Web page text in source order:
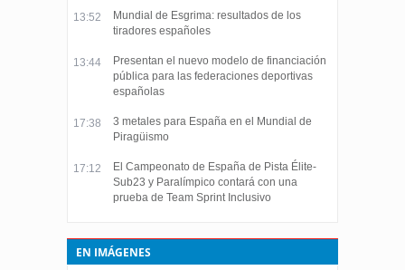
13:52
Mundial de Esgrima: resultados de los
tiradores españoles
13:44
Presentan el nuevo modelo de financiación
pública para las federaciones deportivas
españolas
17:38
3 metales para España en el Mundial de
Piragüismo
17:12
El Campeonato de España de Pista Élite-
Sub23 y Paralímpico contará con una
prueba de Team Sprint Inclusivo
EN IMÁGENES